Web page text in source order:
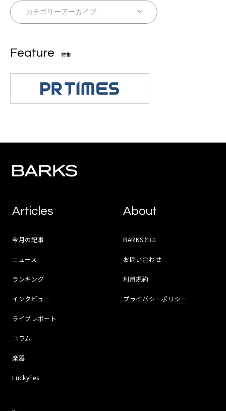
Feature 特集
Articles
今月の記事
ニュース
ランキング
インタビュー
ライブレポート
コラム
楽器
LuckyFes
About
BARKSとは
お問い合わせ
利用規約
プライバシーポリシー